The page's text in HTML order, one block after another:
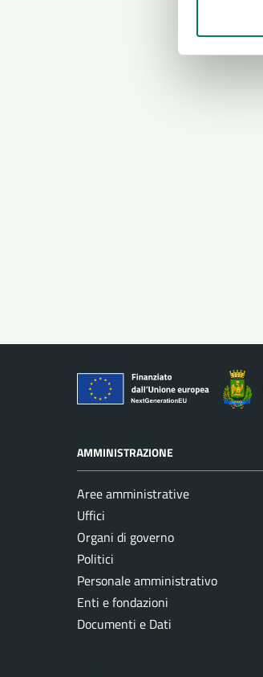
AMMINISTRAZIONE
Aree amministrative
Uffici
Organi di governo
Politici
Personale amministrativo
Enti e fondazioni
Documenti e Dati